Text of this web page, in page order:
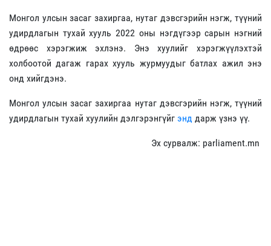
Монгол улсын засаг захиргаа, нутаг дэвсгэрийн нэгж, түүний
удирдлагын тухай хууль 2022 оны нэгдүгээр сарын нэгний
өдрөөс хэрэгжиж эхлэнэ. Энэ хуулийг хэрэгжүүлэхтэй
холбоотой дагаж гарах хууль журмуудыг батлах ажил энэ
онд хийгдэнэ.
Монгол улсын засаг захиргаа нутаг дэвсгэрийн нэгж, түүний
удирдлагын тухай хуулийн дэлгэрэнгүйг энд дарж үзнэ үү.
Эх сурвалж: parliament.mn